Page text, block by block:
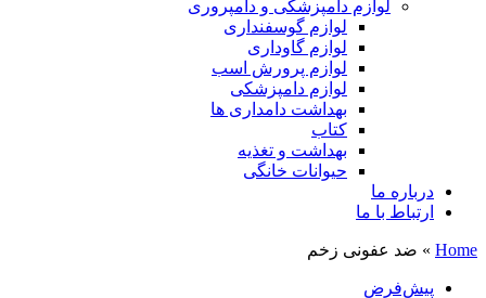
لوازم دامپزشکی و دامپروری
لوازم گوسفنداری
لوازم گاوداری
لوازم پرورش اسب
لوازم دامپزشکی
بهداشت دامداری ها
کتاب
بهداشت و تغذیه
حیوانات خانگی
درباره ما
ارتباط با ما
Home
» ضد عفونی زخم
پیش‌فرض